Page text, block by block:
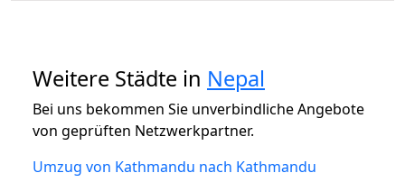
Weitere Städte in Nepal
Bei uns bekommen Sie unverbindliche Angebote
von geprüften Netzwerkpartner.
Umzug von Kathmandu nach Kathmandu